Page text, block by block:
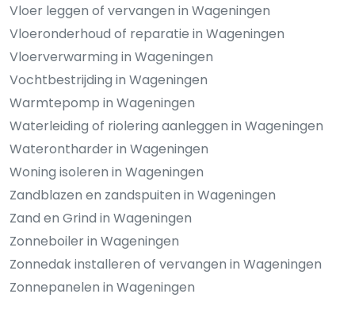
Vloer leggen of vervangen in Wageningen
Vloeronderhoud of reparatie in Wageningen
Vloerverwarming in Wageningen
Vochtbestrijding in Wageningen
Warmtepomp in Wageningen
Waterleiding of riolering aanleggen in Wageningen
Waterontharder in Wageningen
Woning isoleren in Wageningen
Zandblazen en zandspuiten in Wageningen
Zand en Grind in Wageningen
Zonneboiler in Wageningen
Zonnedak installeren of vervangen in Wageningen
Zonnepanelen in Wageningen